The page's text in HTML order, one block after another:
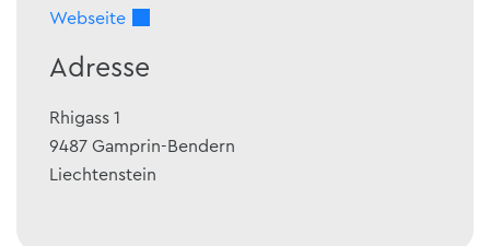
Webseite
Adresse
Rhigass 1
9487 Gamprin-Bendern
Liechtenstein